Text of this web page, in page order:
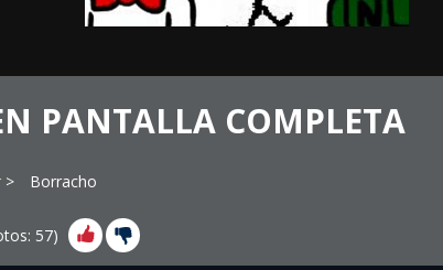
PANTALLA COMPLETA
Borracho
57)